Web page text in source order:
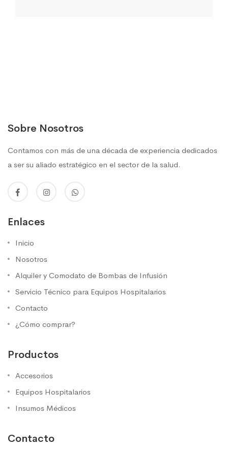
Sobre Nosotros
Contamos con más de una década de experiencia dedicados
a ser su aliado estratégico en el sector de la salud.
Enlaces
Inicio
Nosotros
Alquiler y Comodato de Bombas de Infusión
Servicio Técnico para Equipos Hospitalarios
Contacto
¿Cómo comprar?
Productos
Accesorios
Equipos Hospitalarios
Insumos Médicos
Contacto